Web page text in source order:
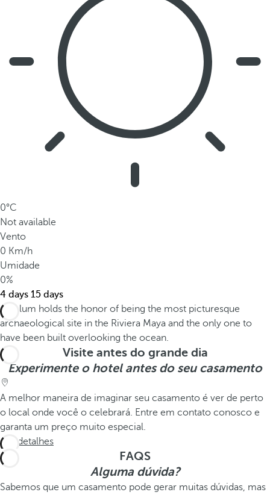
0°C
Not available
Vento
0 Km/h
Umidade
0%
4 days 15 days
Visite antes do grande dia
Experimente o hotel antes do seu casamento
A melhor maneira de imaginar seu casamento é ver de perto
o local onde você o celebrará. Entre em contato conosco e
garanta um preço muito especial.
Ver detalhes
FAQS
Alguma dúvida?
Sabemos que um casamento pode gerar muitas dúvidas, mas